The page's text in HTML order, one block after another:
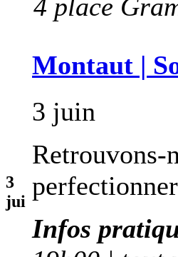
4 place
3
jui
Montaut |
3 juin
Retrouvons-
Infos